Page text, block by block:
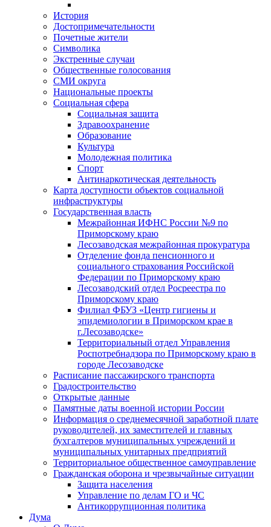
История
Достопримечательности
Почетные жители
Символика
Экстренные случаи
Общественные голосования
СМИ округа
Национальные проекты
Социальная сфера
Социальная защита
Здравоохранение
Образование
Культура
Молодежная политика
Спорт
Антинаркотическая деятельность
Карта доступности объектов социальной
инфраструктуры
Государственная власть
Межрайонная ИФНС России №9 по
Приморскому краю
Лесозаводская межрайонная прокуратура
Отделение фонда пенсионного и
социального страхования Российской
Федерации по Приморскому краю
Лесозаводский отдел Росреестра по
Приморскому краю
Филиал ФБУЗ «Центр гигиены и
эпидемиологии в Приморском крае в
г.Лесозаводске»
Территориальный отдел Управления
Роспотребнадзора по Приморскому краю в
городе Лесозаводске
Расписание пассажирского транспорта
Градостроительство
Открытые данные
Памятные даты военной истории России
Информация о среднемесячной заработной плате
руководителей, их заместителей и главных
бухгалтеров муниципальных учреждений и
муниципальных унитарных предприятий
Территориальное общественное самоуправление
Гражданская оборона и чрезвычайные ситуации
Защита населения
Управление по делам ГО и ЧС
Антикоррупционная политика
Дума